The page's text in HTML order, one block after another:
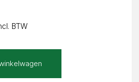
BTW